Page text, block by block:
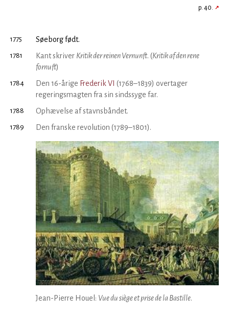
p. 40. ↗
1775 Søeborg født.
1781 Kant skriver Kritik der reinen Vernunft. (Kritik af den rene
fornuft)
1784 Den 16-årige Frederik VI (1768–1839) overtager
regeringsmagten fra sin sindssyge far.
1788 Ophævelse af stavnsbåndet.
1789 Den franske revolution (1789–1801).
Jean-Pierre Houel: Vue du siège et prise de la Bastille.